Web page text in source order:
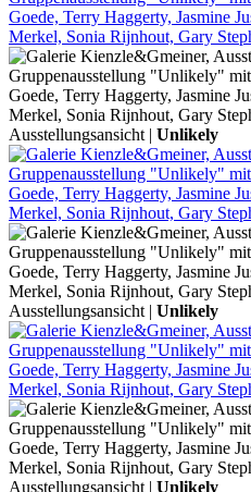
Ausstellungsansicht | Unlikely
Ausstellungsansicht | Unlikely
Ausstellungsansicht | Unlikely